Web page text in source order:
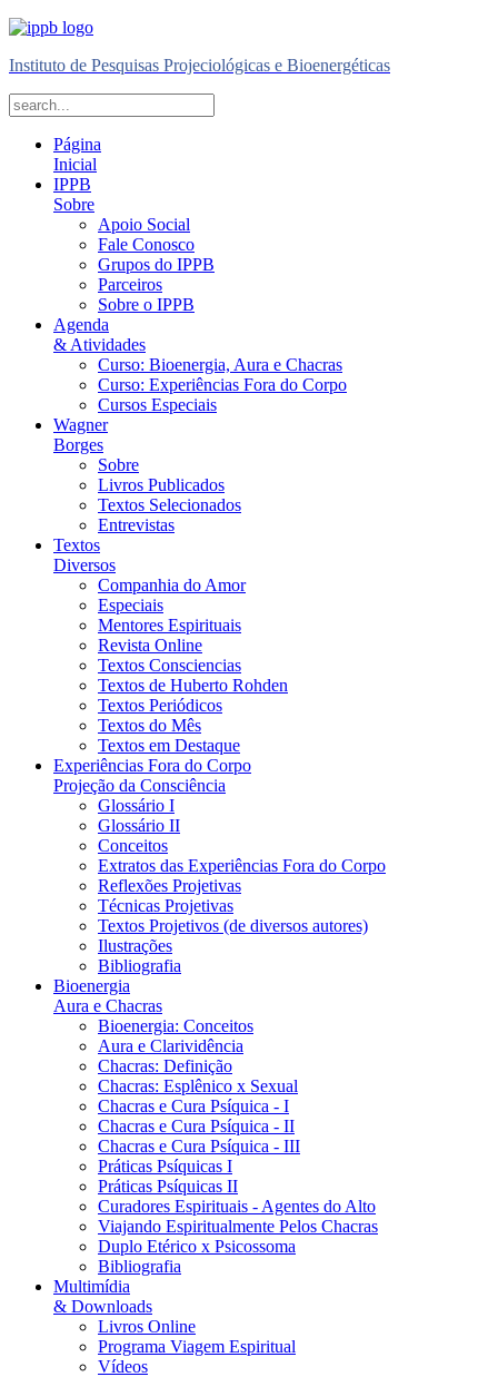
Instituto de Pesquisas Projeciológicas e Bioenergéticas
Página
Inicial
IPPB
Sobre
Apoio Social
Fale Conosco
Grupos do IPPB
Parceiros
Sobre o IPPB
Agenda
& Atividades
Curso: Bioenergia, Aura e Chacras
Curso: Experiências Fora do Corpo
Cursos Especiais
Wagner
Borges
Sobre
Livros Publicados
Textos Selecionados
Entrevistas
Textos
Diversos
Companhia do Amor
Especiais
Mentores Espirituais
Revista Online
Textos Consciencias
Textos de Huberto Rohden
Textos Periódicos
Textos do Mês
Textos em Destaque
Experiências Fora do Corpo
Projeção da Consciência
Glossário I
Glossário II
Conceitos
Extratos das Experiências Fora do Corpo
Reflexões Projetivas
Técnicas Projetivas
Textos Projetivos (de diversos autores)
Ilustrações
Bibliografia
Bioenergia
Aura e Chacras
Bioenergia: Conceitos
Aura e Clarividência
Chacras: Definição
Chacras: Esplênico x Sexual
Chacras e Cura Psíquica - I
Chacras e Cura Psíquica - II
Chacras e Cura Psíquica - III
Práticas Psíquicas I
Práticas Psíquicas II
Curadores Espirituais - Agentes do Alto
Viajando Espiritualmente Pelos Chacras
Duplo Etérico x Psicossoma
Bibliografia
Multimídia
& Downloads
Livros Online
Programa Viagem Espiritual
Vídeos